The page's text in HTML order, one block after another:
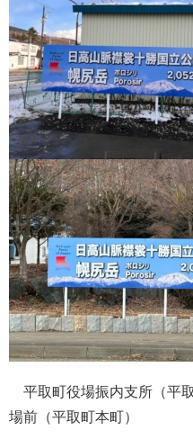
平取町役場振内支所
場前（平取町本町）